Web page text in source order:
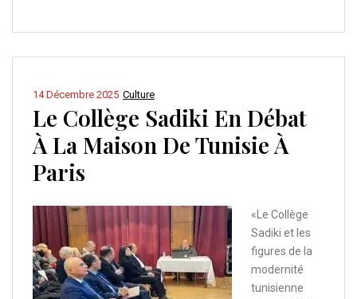
Culture
14 Décembre 2025
Le Collège Sadiki En Débat
À La Maison De Tunisie À
Paris
«Le Collège
Sadiki et les
figures de la
modernité
tunisienne